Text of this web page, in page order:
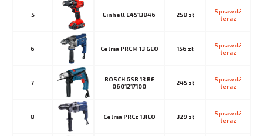
5 Einhell E4513846 258 zł
Sprawdź
teraz
6 Celma PRCM 13 GEO 156 zł
Sprawdź
teraz
7
BOSCH GSB 13 RE
0601217100
245 zł
Sprawdź
teraz
8 Celma PRCz 13IEO 329 zł
Sprawdź
teraz